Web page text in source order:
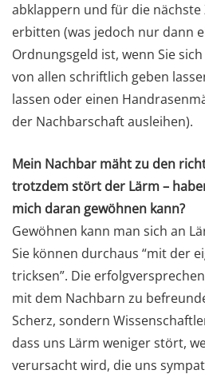
abklappern und für die
erbitten (was jedoch nur dann
Ordnungsgeld ist, wenn Sie
von allen schriftlich geben
lassen oder einen
der Nachbarschaft ausleihen).
Mein Nachbar mäht zu den
trotzdem stört der Lärm –
mich daran gewöhnen kann?
Gewöhnen kann man sich an
Sie können durchaus “mit der
tricksen”. Die
mit dem Nachbarn zu
Scherz, sondern
dass uns Lärm weniger stört,
verursacht wird, die uns